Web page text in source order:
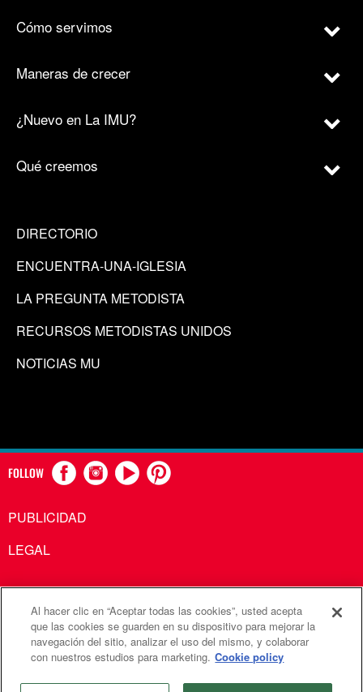
Cómo servimos
Maneras de crecer
¿Nuevo en La IMU?
Qué creemos
DIRECTORIO
ENCUENTRA-UNA-IGLESIA
LA PREGUNTA METODISTA
RECURSOS METODISTAS UNIDOS
NOTICIAS MU
FOLLOW
PUBLICIDAD
LEGAL
Comunicaciones Metodistas Unidas es una agencia de la
Iglesia Metodista Unida
©2026Comunicaciones Metodistas Unidas. Reservados
todos los derechos
Al hacer clic en “Aceptar todas las cookies”, usted acepta
que las cookies se guarden en su dispositivo para mejorar la
navegación del sitio, analizar el uso del mismo, y colaborar
con nuestros estudios para marketing. Cookie policy